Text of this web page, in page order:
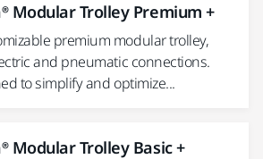
Modular Trolley Premium +
premium modular trolley,
and pneumatic connections.
to simplify and optimize...
Modular Trolley Basic +